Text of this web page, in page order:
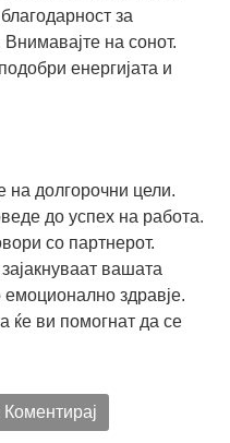
за
на сонот.
енергијата и
на долгорочни цели.
до успех на работа.
со партнерот.
вашата
здравје.
ќе ви помогнат да се
Коментирај